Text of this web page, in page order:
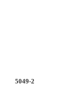
5049-2